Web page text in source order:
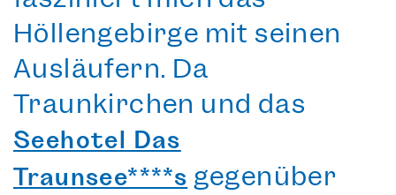
Höllengebirge mit seinen
Ausläufern. Da
Traunkirchen und das
Seehotel Das
Traunsee****s gegenüber